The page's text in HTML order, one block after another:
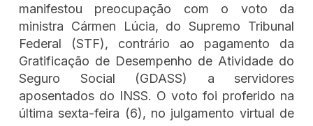
manifestou preocupação com o voto da
ministra Cármen Lúcia, do Supremo Tribunal
Federal (STF), contrário ao pagamento da
Gratificação de Desempenho de Atividade do
Seguro Social (GDASS) a servidores
aposentados do INSS. O voto foi proferido na
última sexta-feira (6), no julgamento virtual de